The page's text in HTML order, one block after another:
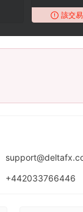
該交
+442033766446